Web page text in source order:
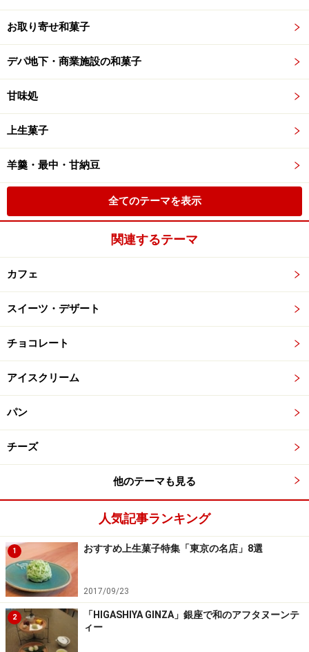
お取り寄せ和菓子
デパ地下・商業施設の和菓子
甘味処
上生菓子
羊羹・最中・甘納豆
全てのテーマを表示
関連するテーマ
カフェ
スイーツ・デザート
チョコレート
アイスクリーム
パン
チーズ
他のテーマも見る
人気記事ランキング
1 おすすめ上生菓子特集「東京の名店」8選
2017/09/23
2
「HIGASHIYA GINZA」銀座で和のアフタヌーンテ
ィー